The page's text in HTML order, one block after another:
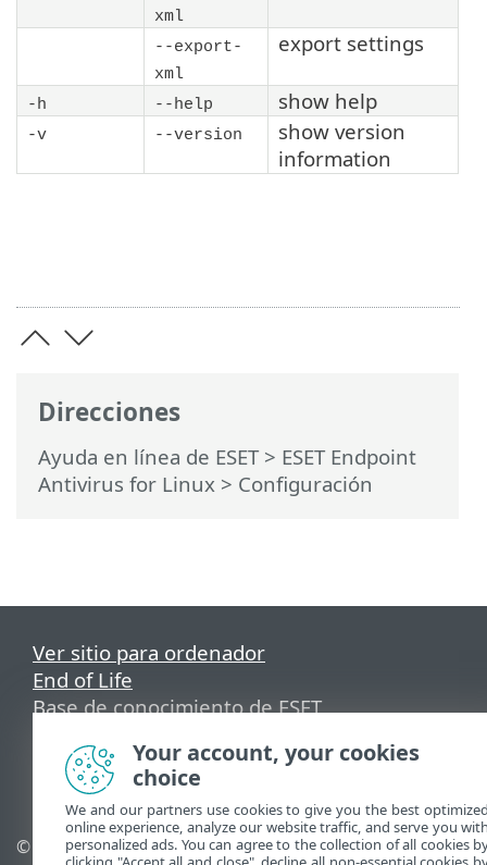
Direcciones
Ayuda en línea de ESET> ESET Endpoint
Antivirus for Linux > Configuración
xml
--export-
xml
export settings
-h --help show help
-v --version
show version
information
Ver sitio para ordenador
End of Life
Base de conocimiento de ESET
ESET Status Portal
Soporte técnico regional
© 1992 - 2025 ESET, spol. s
Administrar cookies
Your account, your cookies
choice
We and our partners use cookies to give you the best
online experience, analyze our website traffic, and serve you
personalized ads. You can agree to the collection of all cookies